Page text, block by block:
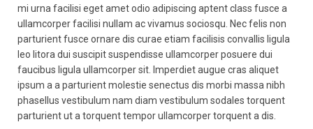
mi urna facilisi eget amet odio adipiscing aptent class fusce a
ullamcorper facilisi nullam ac vivamus sociosqu. Nec felis non
parturient fusce ornare dis curae etiam facilisis convallis ligula
leo litora dui suscipit suspendisse ullamcorper posuere dui
faucibus ligula ullamcorper sit. Imperdiet augue cras aliquet
ipsum a a parturient molestie senectus dis morbi massa nibh
phasellus vestibulum nam diam vestibulum sodales torquent
parturient ut a torquent tempor ullamcorper torquent a dis.